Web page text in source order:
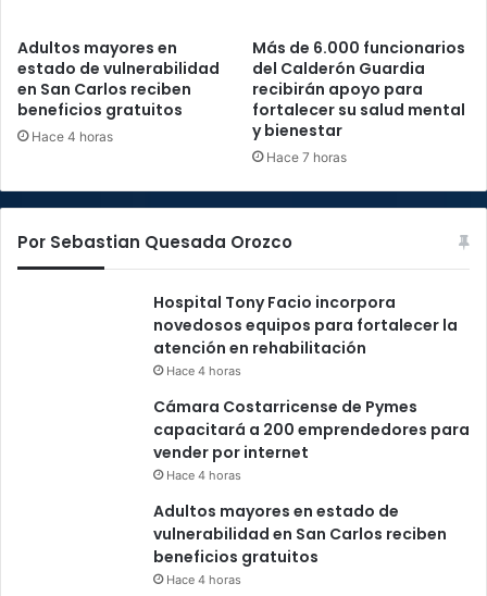
Adultos mayores en
estado de vulnerabilidad
en San Carlos reciben
beneficios gratuitos
Hace 4 horas
Más de 6.000 funcionarios
del Calderón Guardia
recibirán apoyo para
fortalecer su salud mental
y bienestar
Hace 7 horas
Por Sebastian Quesada Orozco
Hospital Tony Facio incorpora
novedosos equipos para fortalecer la
atención en rehabilitación
Hace 4 horas
Cámara Costarricense de Pymes
capacitará a 200 emprendedores para
vender por internet
Hace 4 horas
Adultos mayores en estado de
vulnerabilidad en San Carlos reciben
beneficios gratuitos
Hace 4 horas